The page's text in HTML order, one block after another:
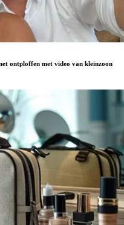
ontploffen met video van kleinzoon